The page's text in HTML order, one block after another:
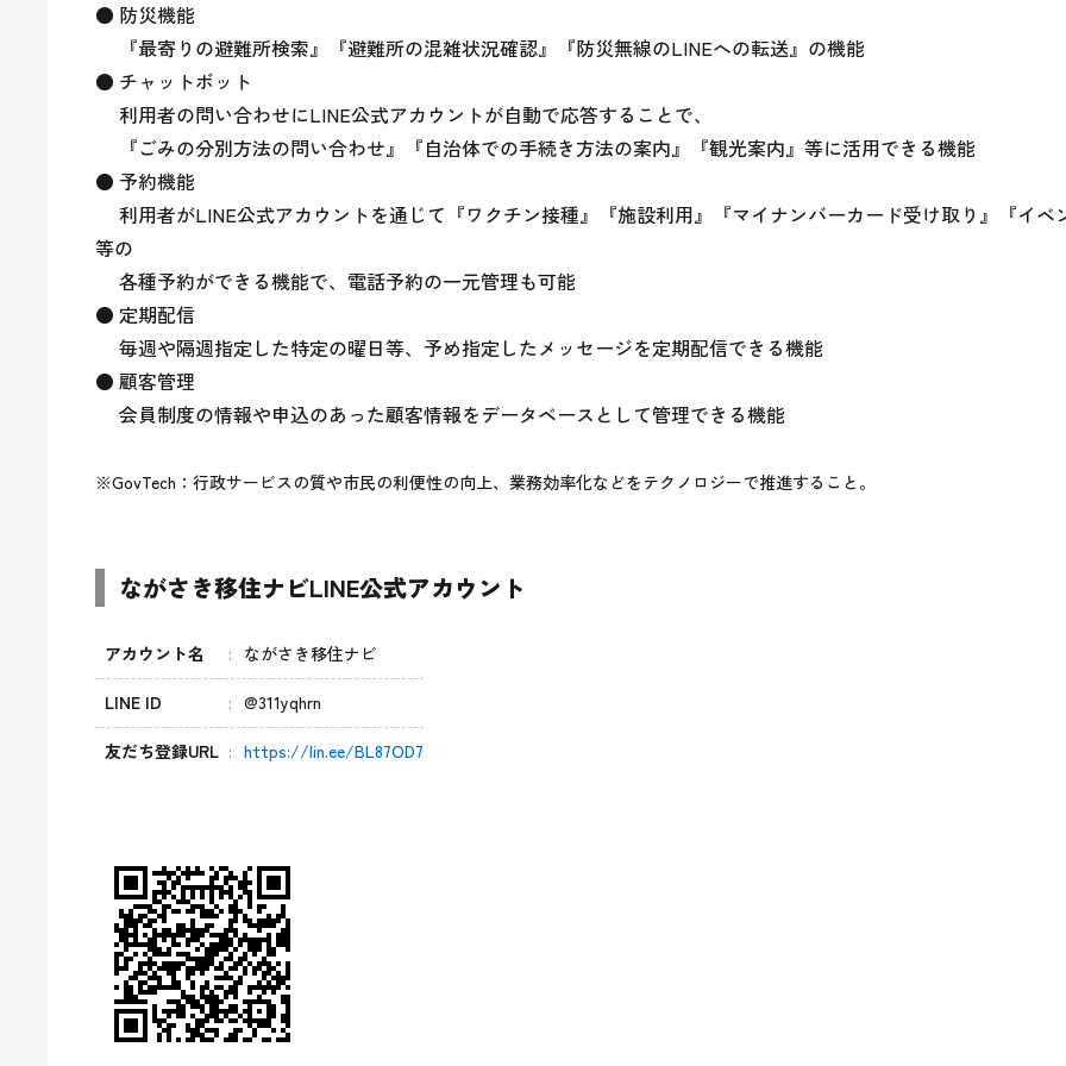
● 防災機能
『最寄りの避難所検索』『避難所の混雑状況確認』『防災無線のLINEへの転送』の機能
● チャットボット
利用者の問い合わせにLINE公式アカウントが自動で応答することで、
『ごみの分別方法の問い合わせ』『自治体での手続き方法の案内』『観光案内』等に活用できる機能
● 予約機能
利用者がLINE公式アカウントを通じて『ワクチン接種』『施設利用』『マイナンバーカード受け取り』『イベ
等の
各種予約ができる機能で、電話予約の一元管理も可能
● 定期配信
毎週や隔週指定した特定の曜日等、予め指定したメッセージを定期配信できる機能
● 顧客管理
会員制度の情報や申込のあった顧客情報をデータベースとして管理できる機能
※GovTech：行政サービスの質や市民の利便性の向上、業務効率化などをテクノロジーで推進すること。
ながさき移住ナビLINE公式アカウント
アカウント名 ながさき移住ナビ
LINE ID @311yqhrn
友だち登録URL https://lin.ee/BL87OD7